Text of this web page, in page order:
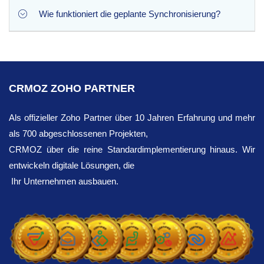
kostenpflichtige Version umsteigen.
Die kostenlose Testphase dauert 10 Tage, wobei alle
Funktionen freigeschaltet sind.
Wie funktioniert die geplante Synchronisierung?
einrichten, der Ihren geschäftlichen Anforderungen
automatisch, ohne dass ein manueller Eingriff erforderlich
ist.
CRMOZ ZOHO PARTNER
Als offizieller Zoho Partner über 10 Jahren Erfahrung und mehr
als 700 abgeschlossenen Projekten,
CRMOZ über die reine Standardimplementierung hinaus. Wir
entwickeln digitale Lösungen, die
Ihr Unternehmen ausbauen.